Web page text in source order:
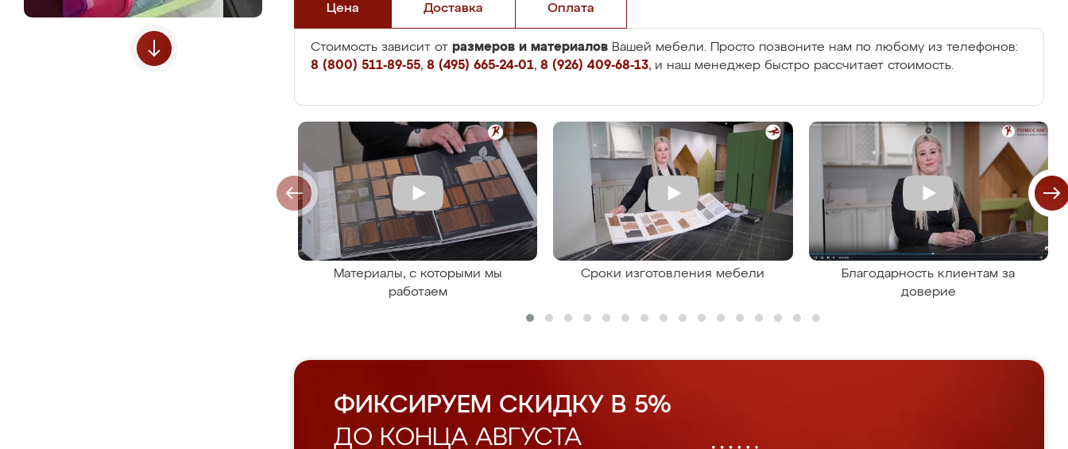
Цена Доставка Оплата
Стоимость зависит от размеров и материалов Вашей мебели. Просто позвоните нам по любому из телефонов:
8 (800) 511-89-55, 8 (495) 665-24-01, 8 (926) 409-68-13, и наш менеджер быстро рассчитает стоимость.
Материалы, с которыми мы
работаем
Сроки изготовления мебели
Благодарность клиентам за
доверие
ФИКСИРУЕМ СКИДКУ В 5%
ДО КОНЦА АВГУСТА